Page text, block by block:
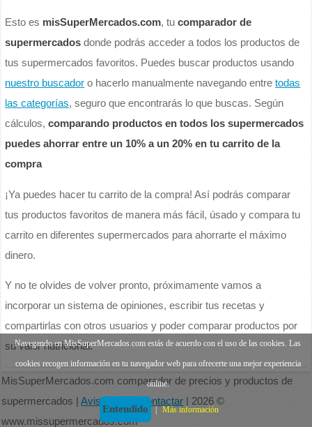
Esto es misSuperMercados.com, tucomparador de
supermercados donde podrás acceder a todos los productos de
tus supermercados favoritos. Puedes buscar productos usando
nuestro buscador o hacerlo manualmente navegando entretodas
las categorías, seguro que encontrarás lo que buscas. Según
cálculos,comparando productos en todos los supermercados
puedes ahorrar entre un 10% a un 20% en tu carrito de la
compra
¡Ya puedes hacer tu carrito de la compra! Así podrás comparar
tus productos favoritos de manera más fácil, úsado y compara tu
carrito en diferentes supermercados para ahorrarte el máximo
dinero.
Y no te olvides de volver pronto, próximamente vamos a
incorporar un sistema de opiniones, escribir tus recetas y
compartirlas con otros usuarios y poder comparar productos por
su valor nutricional.
MisSuperMercados.com comparador de precios y productos de
supermercados |Aviso legal Contactar | 2026 ©
www.missupermercados.com
Navegando en MisSuperMercados.com estás de acuerdo con el uso de las cookies. Las
cookies recogen información en tu navegador web para ofrecerte una mejor experiencia
online.
Entendido Más información